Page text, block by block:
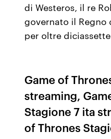
di Westeros, il re
governato il Regno
per oltre
Game of
streaming,
Stagione 7 ita
of Thrones